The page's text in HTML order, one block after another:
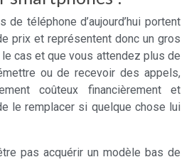
téléphone d’aujourd’hui portent
prix et représentent donc un gros
cas et que vous attendez plus de
ou de recevoir des appels,
coûteux financièrement et
le remplacer si quelque chose lui
pas acquérir un modèle bas de